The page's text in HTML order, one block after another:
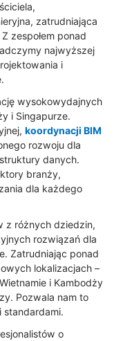
zatrudniająca
zespołem ponad
najwyższej
i
wysokowydajnych
i Singapurze.
koordynacji BIM
rozwoju dla
danych.
branży,
dla każdego
z różnych dziedzin,
rozwiązań dla
Zatrudniając ponad
lokalizacjach –
i Kambodży
Pozwala nam to
standardami.
o